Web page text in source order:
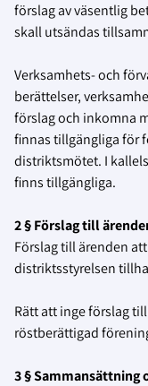
förslag av väsentlig
skall utsändas
Verksamhets- och
berättelser,
förslag och inkomna
finnas tillgängliga för
distriktsmötet. I
finns tillgängliga.
2 § Förslag till
Förslag till ärenden
distriktsstyrelsen
Rätt att inge förslag
röstberättigad
3 § Sammansättning